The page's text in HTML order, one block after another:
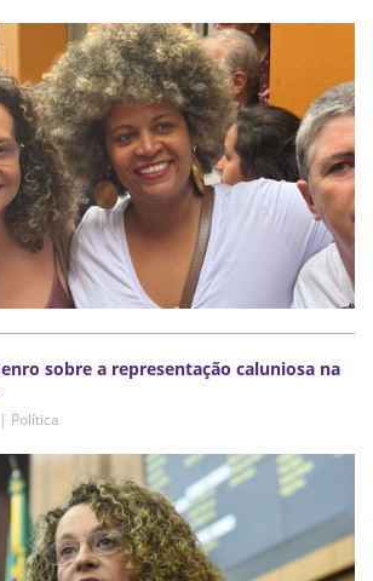
sobre a representação caluniosa na
| Política